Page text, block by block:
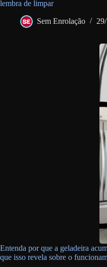
lembra de limpar
Sem Enrolação
Entenda por que a geladeira
que isso revela sobre o